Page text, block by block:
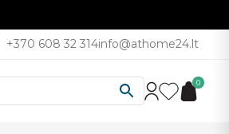
+370 608 32 314info@athome24.lt
0